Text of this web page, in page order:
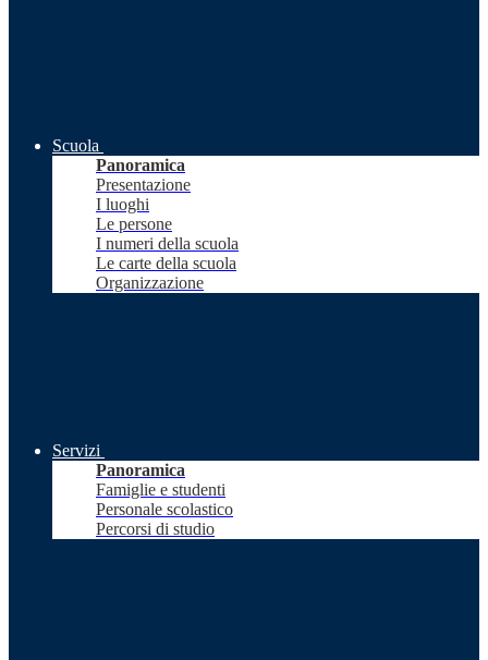
Scuola
Panoramica
Presentazione
I luoghi
Le persone
I numeri della scuola
Le carte della scuola
Organizzazione
Servizi
Panoramica
Famiglie e studenti
Personale scolastico
Percorsi di studio